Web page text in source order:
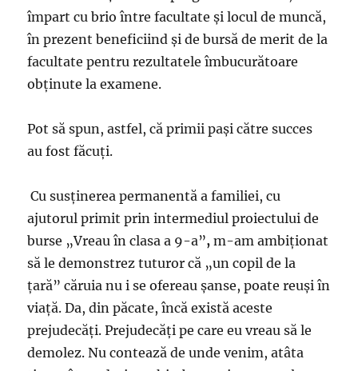
împart cu brio între facultate şi locul de muncă,
în prezent beneficiind şi de bursă de merit de la
facultate pentru rezultatele îmbucurătoare
obţinute la examene.
Pot să spun, astfel, că primii paşi către succes
au fost făcuţi.
Cu susţinerea permanentă a familiei, cu
ajutorul primit prin intermediul proiectului de
burse „Vreau în clasa a 9-a”, m-am ambiţionat
să le demonstrez tuturor că „un copil de la
ţară” căruia nu i se ofereau şanse, poate reuşi în
viaţă. Da, din păcate, încă există aceste
prejudecăţi. Prejudecăţi pe care eu vreau să le
demolez. Nu contează de unde venim, atâta